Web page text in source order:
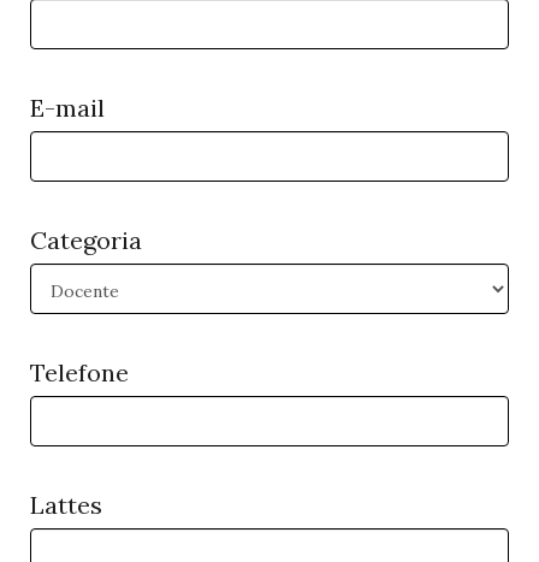
E-mail
Categoria
Telefone
Lattes